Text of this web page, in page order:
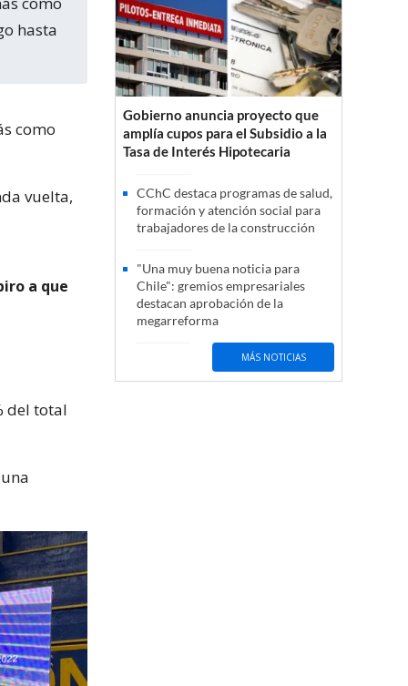
hasta
como
vuelta,
a que
del total
Gobierno anuncia proyecto que
amplía cupos para el Subsidio a la
Tasa de Interés Hipotecaria
CChC destaca programas de salud,
formación y atención social para
trabajadores de la construcción
"Una muy buena noticia para
Chile": gremios empresariales
destacan aprobación de la
megarreforma
MÁS NOTICIAS